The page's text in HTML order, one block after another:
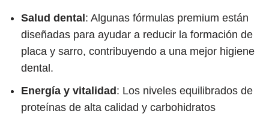
Salud dental: Algunas fórmulas premium están
diseñadas para ayudar a reducir la formación de
placa y sarro, contribuyendo a una mejor higiene
dental.
Energía y vitalidad: Los niveles equilibrados de
proteínas de alta calidad y carbohidratos